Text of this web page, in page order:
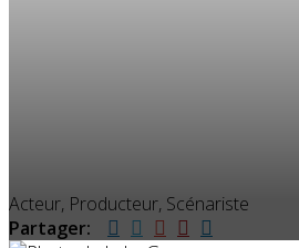
Acteur, Producteur, Scénariste
Partager: